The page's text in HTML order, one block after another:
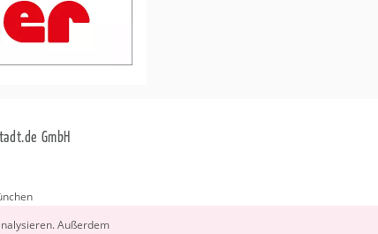
Au­ßer­dem
GmbH